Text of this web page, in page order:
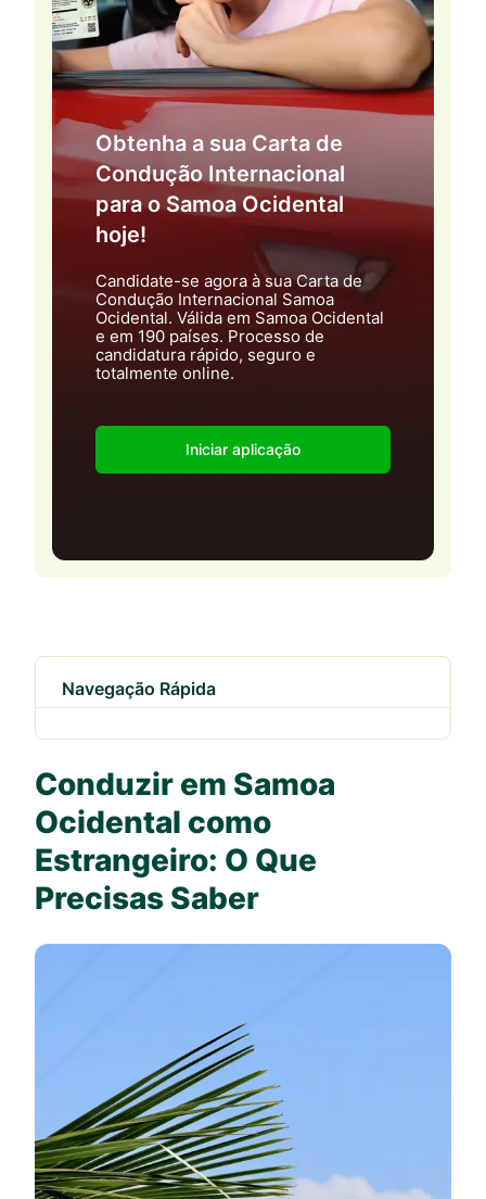
Obtenha a sua Carta de
Condução Internacional
para o Samoa Ocidental
hoje!
Candidate-se agora à sua Carta de
Condução Internacional Samoa
Ocidental. Válida em Samoa Ocidental
e em 190 países. Processo de
candidatura rápido, seguro e
totalmente online.
Iniciar aplicação
Navegação Rápida
Conduzir em Samoa
Ocidental como
Estrangeiro: O Que
Precisas Saber